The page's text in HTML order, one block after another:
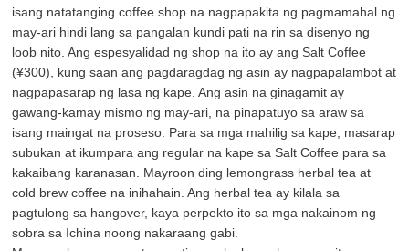
isang natatanging coffee shop na nagpapakita ng pagmamahal ng
may-ari hindi lang sa pangalan kundi pati na rin sa disenyo ng
loob nito. Ang espesyalidad ng shop na ito ay ang Salt Coffee
(¥300), kung saan ang pagdaragdag ng asin ay nagpapalambot at
nagpapasarap ng lasa ng kape. Ang asin na ginagamit ay
gawang-kamay mismo ng may-ari, na pinapatuyo sa araw sa
isang maingat na proseso. Para sa mga mahilig sa kape, masarap
subukan at ikumpara ang regular na kape sa Salt Coffee para sa
kakaibang karanasan. Mayroon ding lemongrass herbal tea at
cold brew coffee na inihahain. Ang herbal tea ay kilala sa
pagtulong sa hangover, kaya perpekto ito sa mga nakainom ng
sobra sa Ichina noong nakaraang gabi.